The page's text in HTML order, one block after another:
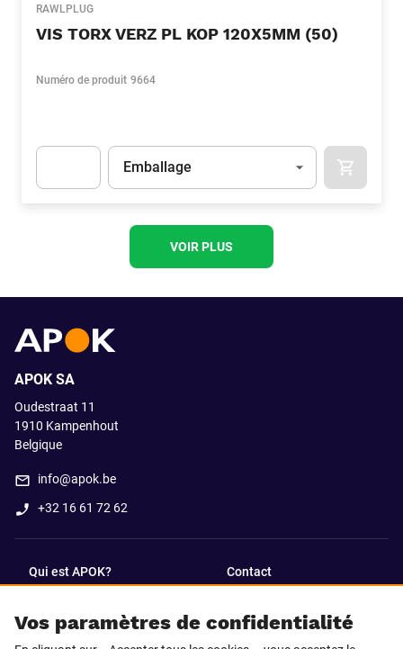
RAWLPLUG
VIS TORX VERZ PL KOP 120X5MM (50)
Numéro de produit 9664
Unité
Emballage
VOIR PLUS
Vos paramètres de confidentialité
APOK SA
Oudestraat 11
1910 Kampenhout
Belgique
info@apok.be
+32 16 61 72 62
Qui est APOK? Contact
SUIVEZ-NOUS SUR